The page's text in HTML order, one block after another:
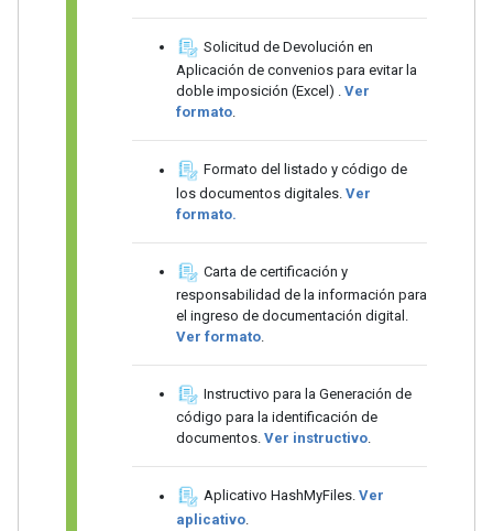
Solicitud de Devolución en
Aplicación de convenios para evitar la
doble imposición (Excel) . Ver
formato.
Formato del listado y código de
los documentos digitales. Ver
formato.
Carta de certificación y
responsabilidad de la información para
el ingreso de documentación digital.
Ver formato.
Instructivo para la Generación de
código para la identificación de
documentos. Ver instructivo.
Aplicativo HashMyFiles. Ver
aplicativo.